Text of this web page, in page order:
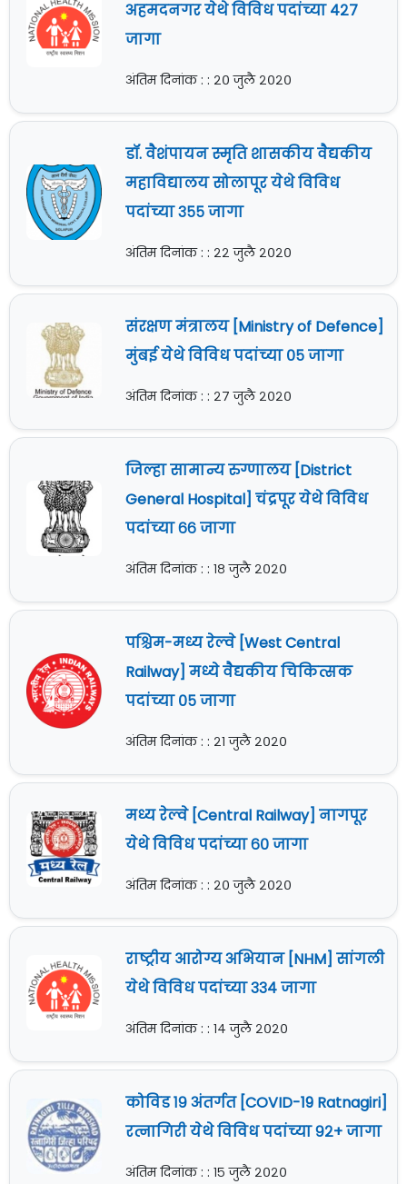
अहमदनगर येथे विविध पदांच्या ४२७
जागा
अंतिम दिनांक : : २० जुलै २०२०
डॉ. वैशंपायन स्मृति शासकीय वैद्यकीय
महाविद्यालय सोलापूर येथे विविध
पदांच्या ३५५ जागा
अंतिम दिनांक : : २२ जुलै २०२०
संरक्षण मंत्रालय [Ministry of Defence]
मुंबई येथे विविध पदांच्या ०५ जागा
अंतिम दिनांक : : २७ जुलै २०२०
जिल्हा सामान्य रुग्णालय [District
General Hospital] चंद्रपूर येथे विविध
पदांच्या ६६ जागा
अंतिम दिनांक : : १८ जुलै २०२०
पश्चिम-मध्य रेल्वे [West Central
Railway] मध्ये वैद्यकीय चिकित्सक
पदांच्या ०५ जागा
अंतिम दिनांक : : २१ जुलै २०२०
मध्य रेल्वे [Central Railway] नागपूर
येथे विविध पदांच्या ६० जागा
अंतिम दिनांक : : २० जुलै २०२०
राष्ट्रीय आरोग्य अभियान [NHM] सांगली
येथे विविध पदांच्या ३३४ जागा
अंतिम दिनांक : : १४ जुलै २०२०
कोविड १९ अंतर्गत [COVID-19 Ratnagiri]
रत्नागिरी येथे विविध पदांच्या ९२+ जागा
अंतिम दिनांक : : १५ जुलै २०२०